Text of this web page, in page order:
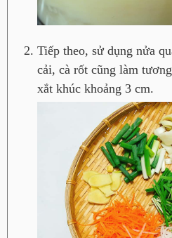
Tiếp theo, sử dụng nửa
cải, cà rốt cũng làm
xắt khúc khoảng 3 cm.